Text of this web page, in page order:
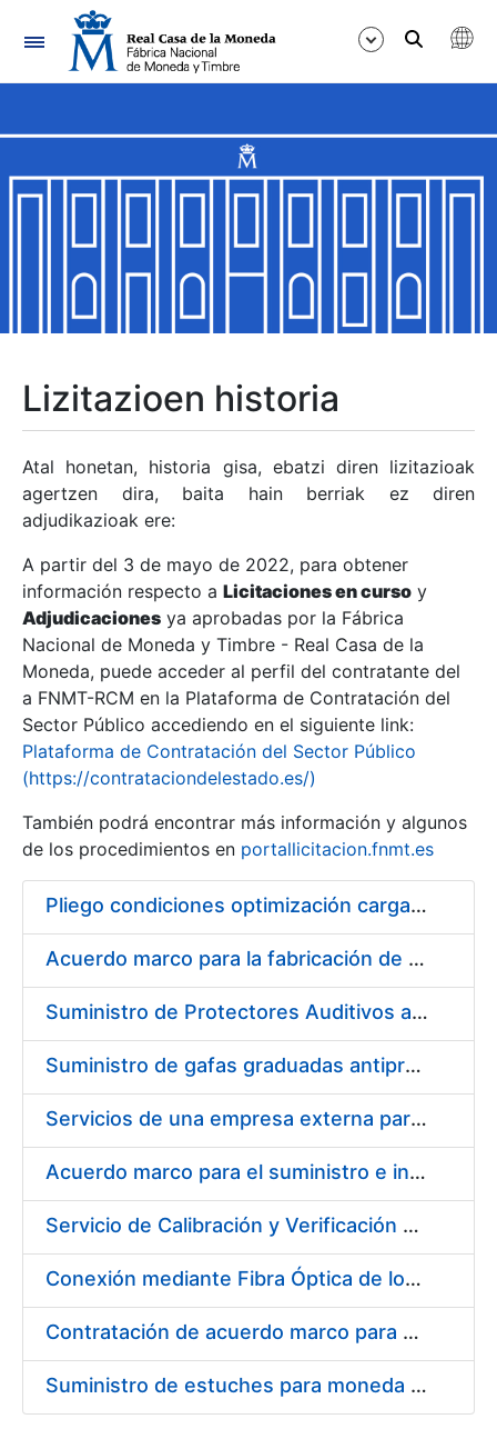
Nabigazioa
Erakutsi/Ezkutatu
Erakutsi/Ezkutatu
Erakutsi/Ezkutatu
Erakutsi/Ezkutatu
Erakutsi/Ezkutatu
Erakutsi/Ezkutatu
Erakutsi/Ezkutatu
Erakutsi/Ezkutatu
Lizitazioen historia
Atal honetan, historia gisa, ebatzi diren lizitazioak
agertzen dira, baita hain berriak ez diren
adjudikazioak ere:
A partir del 3 de mayo de 2022, para obtener
información respecto a Licitaciones en curso y
Adjudicaciones ya aprobadas por la Fábrica
Nacional de Moneda y Timbre - Real Casa de la
Moneda, puede acceder al perfil del contratante del
a FNMT-RCM en la Plataforma de Contratación del
Sector Público accediendo en el siguiente link:
Plataforma de Contratación del Sector Público
(https://contrataciondelestado.es/)
También podrá encontrar más información y algunos
de los procedimientos en portallicitacion.fnmt.es
Pliego condiciones optimización cargas compras firmado
Acuerdo marco para la fabricación de piezas
Suministro de Protectores Auditivos a medida para las personas trabajadoras de los Centros de Trabajo de Madrid y Burgos
Suministro de gafas graduadas antiproyecciones para los trabajadores de la FNMT-RCM en los centros de trabajo de Madrid y Burgos
Servicios de una empresa externa para el asesoramiento y resolución de los recursos de alzada que se presentan relacionados con procesos de selección para la FNMT-RCM
Acuerdo marco para el suministro e instalación de persianas, estores y otros complementos
Servicio de Calibración y Verificación Externa de los Equipos de Medición del Servicio de Prevención de la FNMT-RCM
Conexión mediante Fibra Óptica de los Centros de Proceso de Datos (CPDs) de las sedes de la FNMT-RCM de Burgos y Madrid
Contratación de acuerdo marco para el Suministro de Material de Electricidad para la Fábrica Nacional de Moneda y Timbre-Real Casa de la Moneda en su centro de trabajo de Burgos
Suministro de estuches para moneda de 30 €